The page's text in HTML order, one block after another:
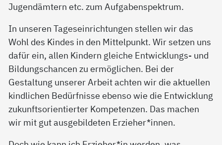
Jugendämtern etc. zum Aufgabenspektrum.
In unseren Tageseinrichtungen stellen wir das
Wohl des Kindes in den Mittelpunkt. Wir setzen uns
dafür ein, allen Kindern gleiche Entwicklungs- und
Bildungschancen zu ermöglichen. Bei der
Gestaltung unserer Arbeit achten wir die aktuellen
kindlichen Bedürfnisse ebenso wie die Entwicklung
zukunftsorientierter Kompetenzen. Das machen
wir mit gut ausgebildeten Erzieher*innen.